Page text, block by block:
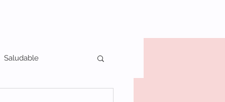
Saludable